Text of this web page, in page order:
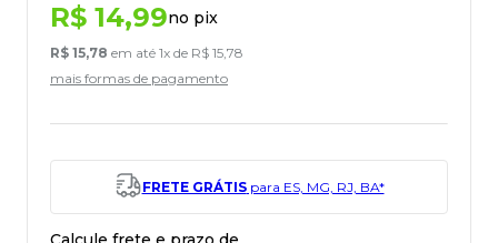
R$ 14,99no pix
R$ 15,78 em até 1x de R$ 15,78
mais formas de pagamento
FRETE GRÁTISpara ES, MG, RJ, BA*